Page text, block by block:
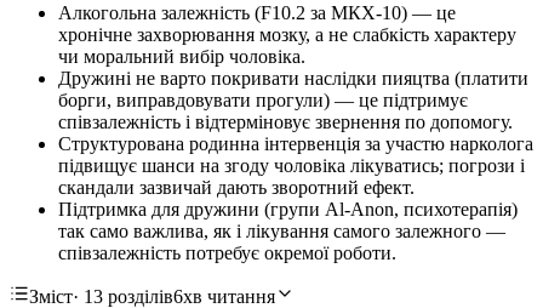
Алкогольна залежність (F10.2 за МКХ-10) — це
хронічне захворювання мозку, а не слабкість характеру
чи моральний вибір чоловіка.
Дружині не варто покривати наслідки пияцтва (платити
борги, виправдовувати прогули) — це підтримує
співзалежність і відтерміновує звернення по допомогу.
Структурована родинна інтервенція за участю нарколога
підвищує шанси на згоду чоловіка лікуватись; погрози і
скандали зазвичай дають зворотний ефект.
Підтримка для дружини (групи Al-Anon, психотерапія)
так само важлива, як і лікування самого залежного —
співзалежність потребує окремої роботи.
Зміст· 13 розділів6хв читання